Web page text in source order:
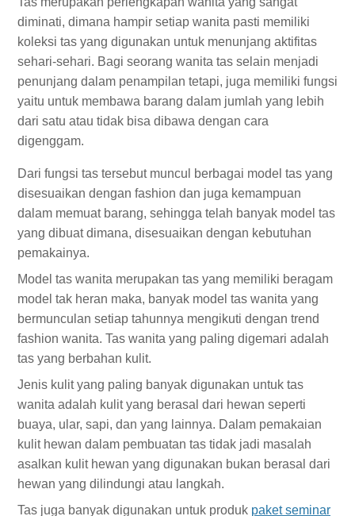
diminati, dimana hampir setiap wanita pasti memiliki
koleksi tas yang digunakan untuk menunjang aktifitas
sehari-sehari. Bagi seorang wanita tas selain menjadi
penunjang dalam penampilan tetapi, juga memiliki fungsi
yaitu untuk membawa barang dalam jumlah yang lebih
dari satu atau tidak bisa dibawa dengan cara
digenggam.
Dari fungsi tas tersebut muncul berbagai model tas yang
disesuaikan dengan fashion dan juga kemampuan
dalam memuat barang, sehingga telah banyak model tas
yang dibuat dimana, disesuaikan dengan kebutuhan
pemakainya.
Model tas wanita merupakan tas yang memiliki beragam
model tak heran maka, banyak model tas wanita yang
bermunculan setiap tahunnya mengikuti dengan trend
fashion wanita. Tas wanita yang paling digemari adalah
tas yang berbahan kulit.
Jenis kulit yang paling banyak digunakan untuk tas
wanita adalah kulit yang berasal dari hewan seperti
buaya, ular, sapi, dan yang lainnya. Dalam pemakaian
kulit hewan dalam pembuatan tas tidak jadi masalah
asalkan kulit hewan yang digunakan bukan berasal dari
hewan yang dilindungi atau langkah.
Tas juga banyak digunakan untuk produk paket seminar